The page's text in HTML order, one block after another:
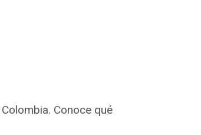
Conoce qué